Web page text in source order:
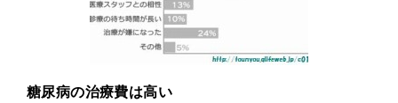
糖尿病の治療費は高い